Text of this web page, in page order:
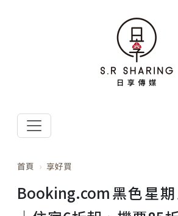
首頁 享好買
Booking.com黑色星